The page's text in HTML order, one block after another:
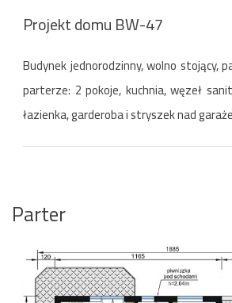
Projekt domu BW-47
Budynek jednorodzinny, wolno
parterze: 2 pokoje, kuchnia, węzeł
łazienka, garderoba i stryszek nad
Parter